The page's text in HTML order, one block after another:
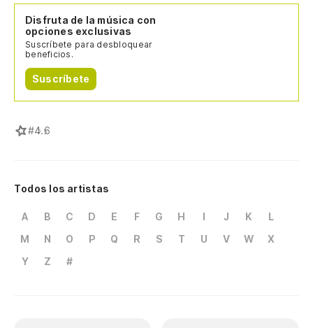
Disfruta de la música con
opciones exclusivas
Suscríbete para desbloquear
beneficios.
Suscríbete
#4.6
Todos los artistas
A B C D E F G H I J K
L
M
N O P Q R S T U V W
X
Y
Z #